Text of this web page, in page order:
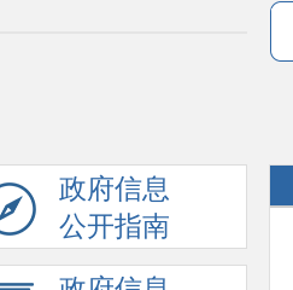
政府信息
公开指南